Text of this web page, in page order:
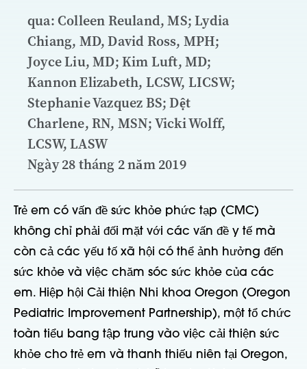
qua: Colleen Reuland, MS; Lydia
Chiang, MD, David Ross, MPH;
Joyce Liu, MD; Kim Luft, MD;
Kannon Elizabeth, LCSW, LICSW;
Stephanie Vazquez BS; Dệt
Charlene, RN, MSN; Vicki Wolff,
LCSW, LASW
Ngày 28 tháng 2 năm 2019
Trẻ em có vấn đề sức khỏe phức tạp (CMC)
không chỉ phải đối mặt với các vấn đề y tế mà
còn cả các yếu tố xã hội có thể ảnh hưởng đến
sức khỏe và việc chăm sóc sức khỏe của các
em. Hiệp hội Cải thiện Nhi khoa Oregon (Oregon
Pediatric Improvement Partnership), một tổ chức
toàn tiểu bang tập trung vào việc cải thiện sức
khỏe cho trẻ em và thanh thiếu niên tại Oregon,